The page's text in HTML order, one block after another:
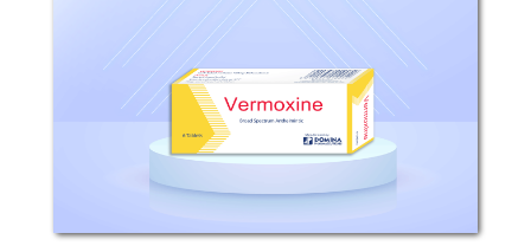
ميبندازول. آلية التأثير: فيرموكسين مضاد
للديدان واسع الطيف، فعّال جداً...